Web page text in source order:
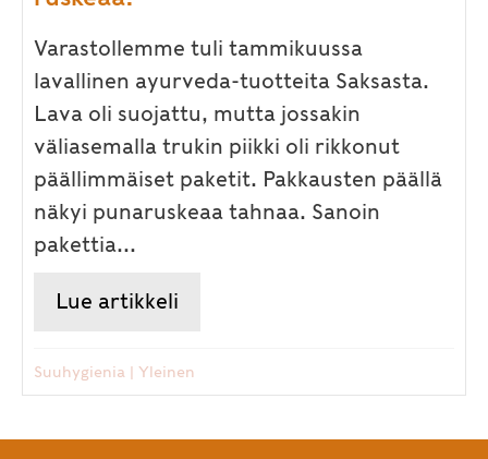
Varastollemme tuli tammikuussa
lavallinen ayurveda-tuotteita Saksasta.
Lava oli suojattu, mutta jossakin
väliasemalla trukin piikki oli rikkonut
päällimmäiset paketit. Pakkausten päällä
näkyi punaruskeaa tahnaa. Sanoin
pakettia...
Lue artikkeli
Suuhygienia | Yleinen